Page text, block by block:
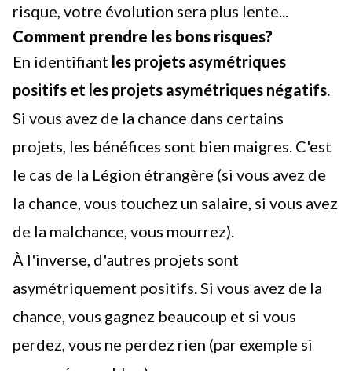
risque, votre évolution sera plus lente...
Comment prendre les bons risques?
En identifiant les projets asymétriques
positifs et les projets asymétriques négatifs.
Si vous avez de la chance dans certains
projets, les bénéfices sont bien maigres. C'est
le cas de la Légion étrangère (si vous avez de
la chance, vous touchez un salaire, si vous avez
de la malchance, vous mourrez).
À l'inverse, d'autres projets sont
asymétriquement positifs. Si vous avez de la
chance, vous gagnez beaucoup et si vous
perdez, vous ne perdez rien (par exemple si